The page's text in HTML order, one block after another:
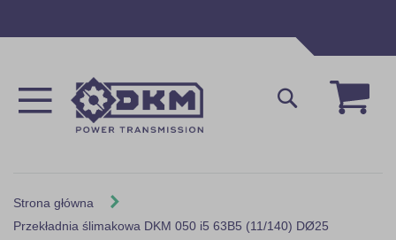
Mój
Szukaj
Strona główna
Przekładnia ślimakowa DKM 050 i5 63B5 (11/140) DØ25